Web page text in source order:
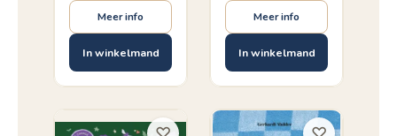
Meer info
In winkelmand
Meer info
In winkelmand